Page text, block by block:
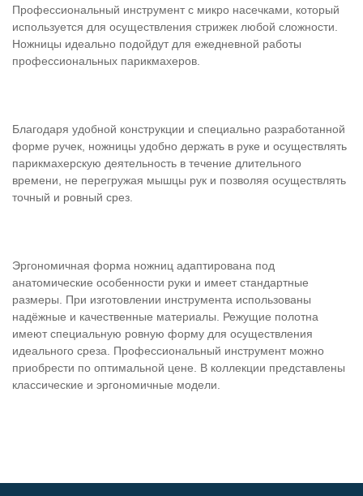
Профессиональный инструмент с микро насечками, который
используется для осуществления стрижек любой сложности.
Ножницы идеально подойдут для ежедневной работы
профессиональных парикмахеров.
Благодаря удобной конструкции и специально разработанной
форме ручек, ножницы удобно держать в руке и осуществлять
парикмахерскую деятельность в течение длительного
времени, не перегружая мышцы рук и позволяя осуществлять
точный и ровный срез.
Эргономичная форма ножниц адаптирована под
анатомические особенности руки и имеет стандартные
размеры. При изготовлении инструмента использованы
надёжные и качественные материалы. Режущие полотна
имеют специальную ровную форму для осуществления
идеального среза. Профессиональный инструмент можно
приобрести по оптимальной цене. В коллекции представлены
классические и эргономичные модели.